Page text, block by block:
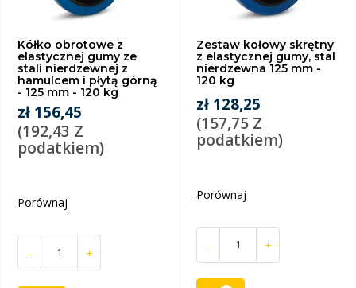
Kółko obrotowe z
elastycznej gumy ze
stali nierdzewnej z
hamulcem i płytą górną
- 125 mm - 120 kg
zł 156,45
(192,43 Z
podatkiem)
Porównaj
- +
Zestaw kołowy skrętny
z elastycznej gumy, stal
nierdzewna 125 mm -
120 kg
zł 128,25
(157,75 Z
podatkiem)
Porównaj
- +